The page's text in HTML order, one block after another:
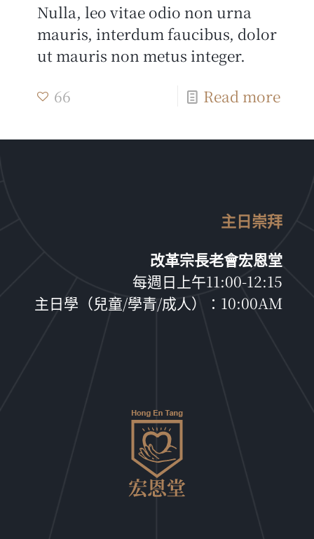
Nulla, leo vitae odio non urna
mauris, interdum faucibus, dolor
ut mauris non metus integer.
66
Read more
主日崇拜
改革宗長老會宏恩堂
每週日上午11:00-12:15
主日學（兒童/學青/成人）：10:00AM